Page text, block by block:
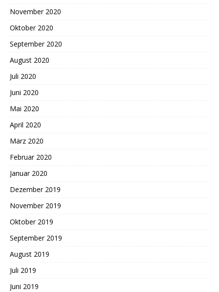
November 2020
Oktober 2020
September 2020
August 2020
Juli 2020
Juni 2020
Mai 2020
April 2020
März 2020
Februar 2020
Januar 2020
Dezember 2019
November 2019
Oktober 2019
September 2019
August 2019
Juli 2019
Juni 2019